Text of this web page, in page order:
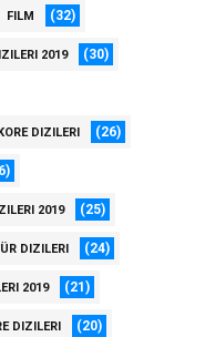
FILM (32)
2019 (30)
DIZILERI (26)
2019 (25)
DIZILERI (24)
2019 (21)
DIZILERI (20)